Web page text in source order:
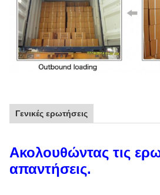
Γενικές ερωτήσεις
Ακολουθώντας τις
απαντήσεις.